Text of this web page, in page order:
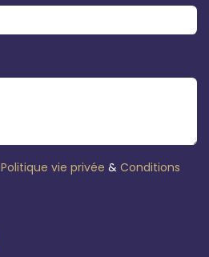
Politique vie privée & Conditions